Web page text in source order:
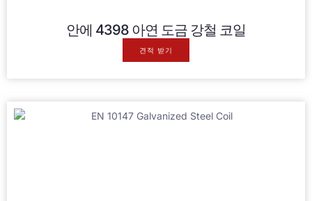
안에 4398 아연 도금 강철 코일
견적 받기